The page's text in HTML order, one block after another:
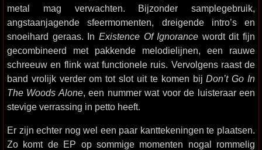
metal mag verwachten. Bijzonder samplegebruik,
angstaanjagende sfeermomenten, dreigende intro’s en
snoeihard geraas. In Existence Of Ignorance wordt dit fijn
gecombineerd met pakkende melodielijnen, een rauwe
schreeuw en flink wat functionele ruis. Vervolgens raast de
band vrolijk verder om tot slot uit te komen bijDon’t Go In
The Woods Alone, een nummer wat voor de luisteraar een
stevige verrassing in petto heeft.
Er zijn echter nog wel een paar kanttekeningen te plaatsen.
Zo komt de EP op sommige momenten nogal rommelig